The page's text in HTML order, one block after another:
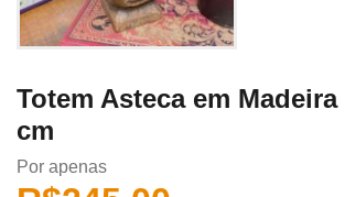
Totem Asteca em
cm
Por apenas